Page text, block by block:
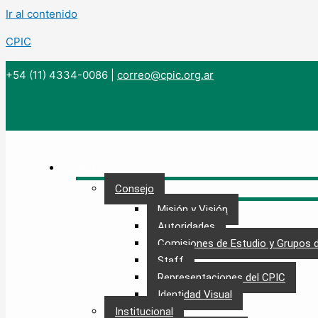
Ir al contenido
CPIC
+54 (11) 4334-0086 correo@cpic.org.ar
Consejo
Misión y Visión
Autoridades
Comisiones de Estudio y Grupos
Staff
Representaciones del CPIC
Identidad Visual
Institucional